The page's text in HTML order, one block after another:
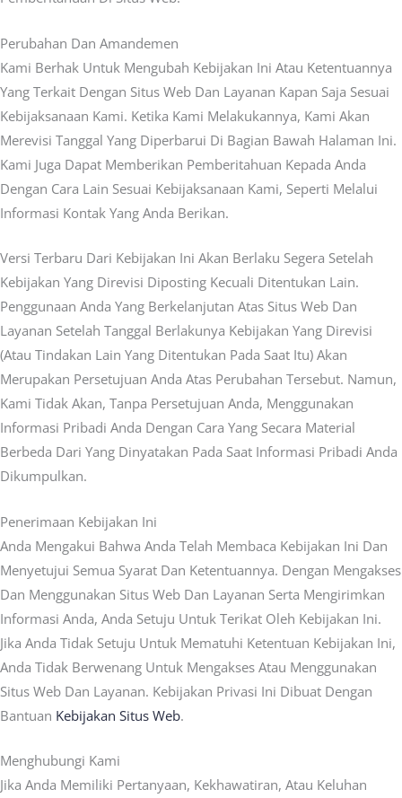
Perubahan Dan Amandemen
Kami Berhak Untuk Mengubah Kebijakan Ini Atau Ketentuannya
Yang Terkait Dengan Situs Web Dan Layanan Kapan Saja Sesuai
Kebijaksanaan Kami. Ketika Kami Melakukannya, Kami Akan
Merevisi Tanggal Yang Diperbarui Di Bagian Bawah Halaman Ini.
Kami Juga Dapat Memberikan Pemberitahuan Kepada Anda
Dengan Cara Lain Sesuai Kebijaksanaan Kami, Seperti Melalui
Informasi Kontak Yang Anda Berikan.
Versi Terbaru Dari Kebijakan Ini Akan Berlaku Segera Setelah
Kebijakan Yang Direvisi Diposting Kecuali Ditentukan Lain.
Penggunaan Anda Yang Berkelanjutan Atas Situs Web Dan
Layanan Setelah Tanggal Berlakunya Kebijakan Yang Direvisi
(atau Tindakan Lain Yang Ditentukan Pada Saat Itu) Akan
Merupakan Persetujuan Anda Atas Perubahan Tersebut. Namun,
Kami Tidak Akan, Tanpa Persetujuan Anda, Menggunakan
Informasi Pribadi Anda Dengan Cara Yang Secara Material
Berbeda Dari Yang Dinyatakan Pada Saat Informasi Pribadi Anda
Dikumpulkan.
Penerimaan Kebijakan Ini
Anda Mengakui Bahwa Anda Telah Membaca Kebijakan Ini Dan
Menyetujui Semua Syarat Dan Ketentuannya. Dengan Mengakses
Dan Menggunakan Situs Web Dan Layanan Serta Mengirimkan
Informasi Anda, Anda Setuju Untuk Terikat Oleh Kebijakan Ini.
Jika Anda Tidak Setuju Untuk Mematuhi Ketentuan Kebijakan Ini,
Anda Tidak Berwenang Untuk Mengakses Atau Menggunakan
Situs Web Dan Layanan. Kebijakan Privasi Ini Dibuat Dengan
Bantuan Kebijakan Situs Web.
Menghubungi Kami
Jika Anda Memiliki Pertanyaan, Kekhawatiran, Atau Keluhan